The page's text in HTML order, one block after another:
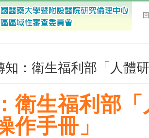
知：衛生福利部「人體
衛生福利部
作手冊」